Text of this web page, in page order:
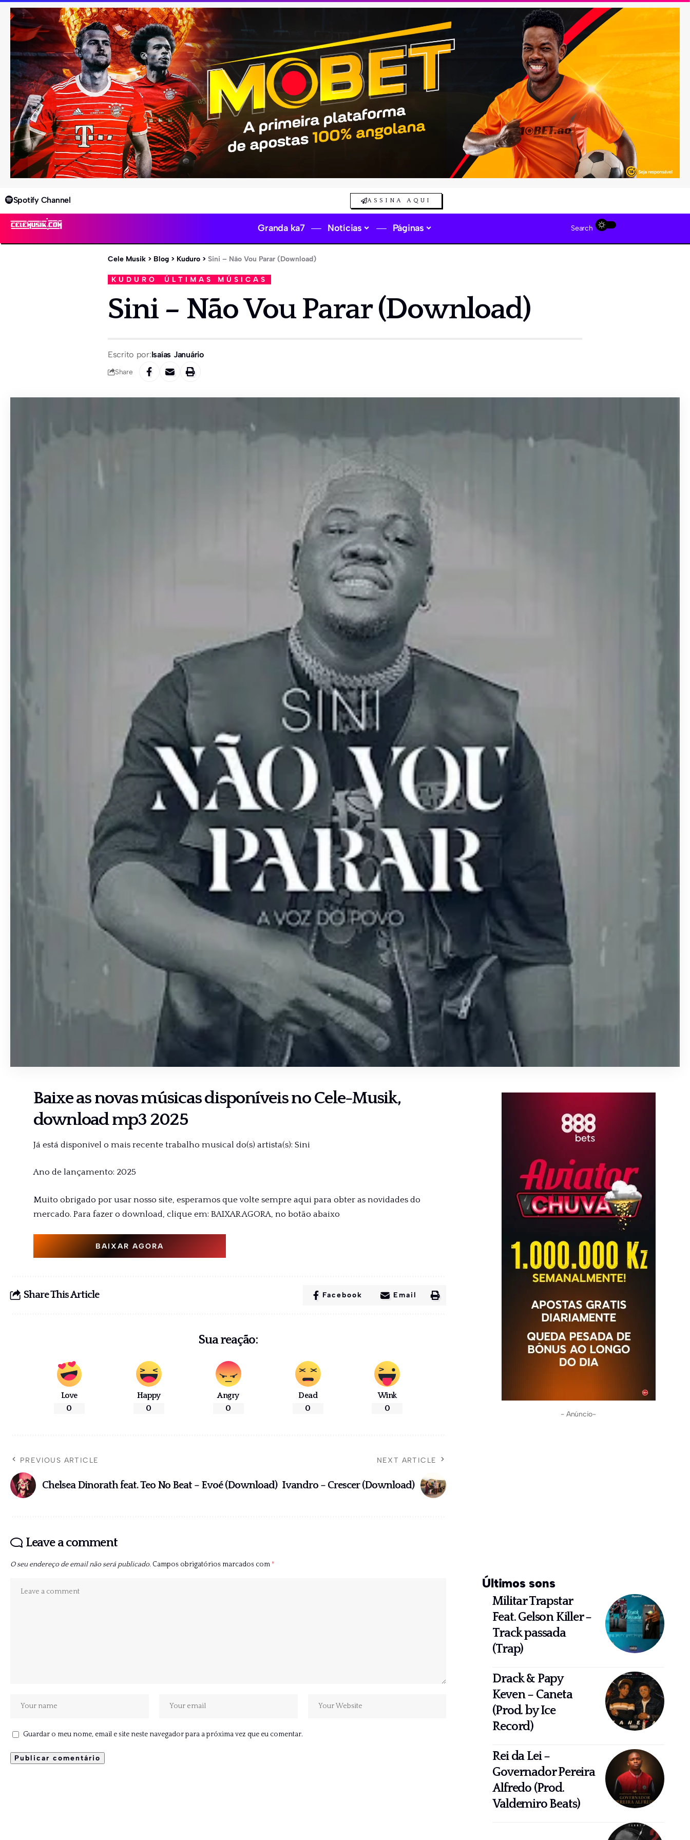
Spotify Channel ASSINA AQUI
Granda ka7 Notícias Páginas Search
Cele Musik > Blog > Kuduro > Sini – Não Vou Parar (Download)
KUDURO ÚLTIMAS MÚSICAS
Sini – Não Vou Parar (Download)
Escrito por:Isaías Januário
Share
Baixe as novas músicas disponíveis noCele-Musik,
download mp3 2025
Já está disponivel o mais recente trabalho musical do(s) artista(s): Sini
Ano de lançamento: 2025
Muito obrigado por usar nosso site, esperamos que volte sempre aqui para obter as novidades do
mercado. Para fazer o download, clique em: BAIXAR AGORA, no botão abaixo
BAIXAR AGORA
Share This Article Facebook Email
Sua reação:
Love
0
Happy
0
Angry
0
Dead
0
Wink
0
PREVIOUS ARTICLE
Chelsea Dinorath feat. Teo No Beat – Evoé (Download)
NEXT ARTICLE
Ivandro – Crescer (Download)
Leave a comment
O seu endereço de email não será publicado. Campos obrigatórios marcados com*
Guardar o meu nome, email e site neste navegador para a próxima vez que eu comentar.
- Anúncio-
Últimos sons
Militar Trapstar
Feat. Gelson Killer –
Track passada
(Trap)
Drack & Papy
Keven – Caneta
(Prod. by Ice
Record)
Rei da Lei –
Governador Pereira
Alfredo (Prod.
Valdemiro Beats)